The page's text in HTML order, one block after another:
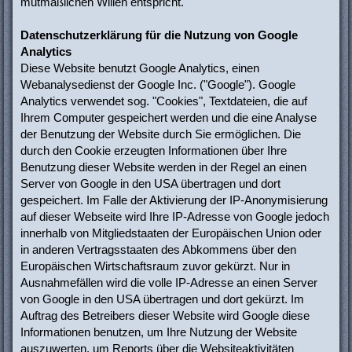
Datenschutzerklärung für die Nutzung von Google
Analytics
Diese Website benutzt Google Analytics, einen
Webanalysedienst der Google Inc. ("Google"). Google
Analytics verwendet sog. "Cookies", Textdateien, die auf
Ihrem Computer gespeichert werden und die eine Analyse
der Benutzung der Website durch Sie ermöglichen. Die
durch den Cookie erzeugten Informationen über Ihre
Benutzung dieser Website werden in der Regel an einen
Server von Google in den USA übertragen und dort
gespeichert. Im Falle der Aktivierung der IP-Anonymisierung
auf dieser Webseite wird Ihre IP-Adresse von Google jedoch
innerhalb von Mitgliedstaaten der Europäischen Union oder
in anderen Vertragsstaaten des Abkommens über den
Europäischen Wirtschaftsraum zuvor gekürzt. Nur in
Ausnahmefällen wird die volle IP-Adresse an einen Server
von Google in den USA übertragen und dort gekürzt. Im
Auftrag des Betreibers dieser Website wird Google diese
Informationen benutzen, um Ihre Nutzung der Website
auszuwerten, um Reports über die Websiteaktivitäten